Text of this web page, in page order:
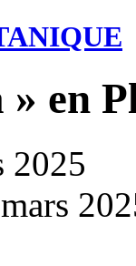
en
2025